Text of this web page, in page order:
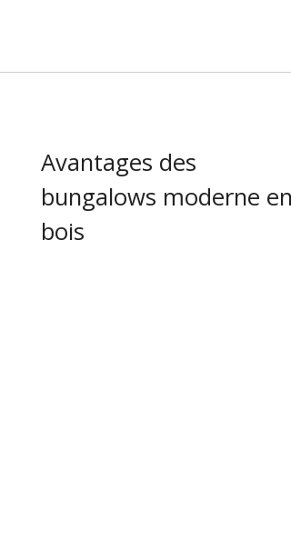
Avantages des
bungalows moderne en
bois